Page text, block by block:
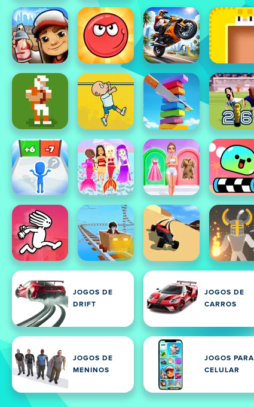
JOGOS DE
DRIFT
JOGOS DE
CARROS
JOGOS DE
MENINOS
JOGOS PARA
CELULAR